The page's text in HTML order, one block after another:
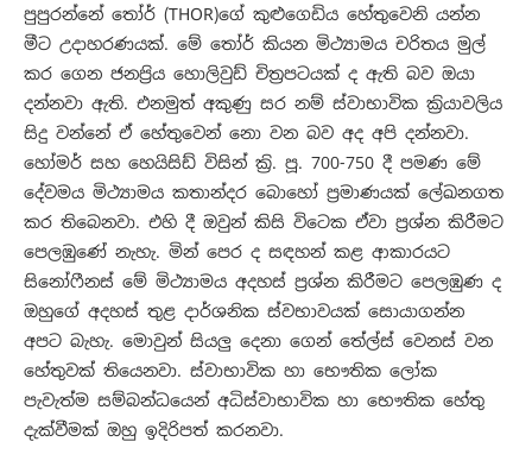
පුපුරන්නේ තෝර් (THOR)ගේ කුළුගෙඩිය හේතුවෙනි යන්න
මීට උදාහරණයක්. මේ තෝර් කියන මිථ්‍යාමය චරිතය මුල්
කර ගෙන ජනප්‍රිය හොලිවුඩ් චිත්‍රපටයක් ද ඇති බව ඔයා
දන්නවා ඇති. එනමුත් අකුණු සර නම් ස්වාභාවික ක්‍රියාවලිය
සිදු වන්නේ ඒ හේතුවෙන් නො වන බව අද අපි දන්නවා.
හෝමර් සහ හෙයිසිඩ් විසින් ක්‍රි. පූ. 700-750 දී පමණ මේ
දේවමය මිථ්‍යාමය කතාන්දර බොහෝ ප්‍රමාණයක් ලේඛනගත
කර තිබෙනවා. එහි දී ඔවුන් කිසි විටෙක ඒවා ප්‍රශ්න කිරීමට
පෙලඹුණේ නැහැ. මින් පෙර ද සඳහන් කළ ආකාරයට
සිනෝෆීනස් මේ මිථ්‍යාමය අදහස් ප්‍රශ්න කිරීමට පෙලඹුණ ද
ඔහුගේ අදහස් තුළ දාර්ශනික ස්වභාවයක් සොයාගන්න
අපට බැහැ. මොවුන් සියලු දෙනා ගෙන් තේල්ස් වෙනස් වන
හේතුවක් තියෙනවා. ස්වාභාවික හා භෞතික ලෝක
පැවැත්ම සම්බන්ධයෙන් අධිස්වාභාවික හා භෞතික හේතු
දැක්වීමක් ඔහු ඉදිරිපත් කරනවා.